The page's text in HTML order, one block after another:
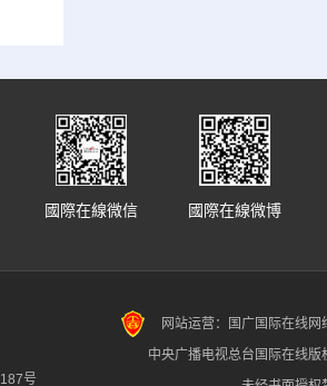
國際在線微博
國際在線微信
号
网站运营：国广国际在线网
中央广播电视总台国际在线